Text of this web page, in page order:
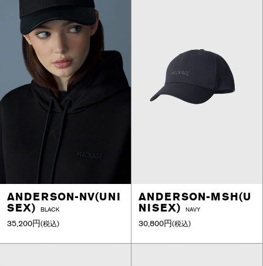
ANDERSON-NV(UNI
SEX)
BLACK
35,200円(税込)
ANDERSON-MSH(U
NISEX)
NAVY
30,800円(税込)